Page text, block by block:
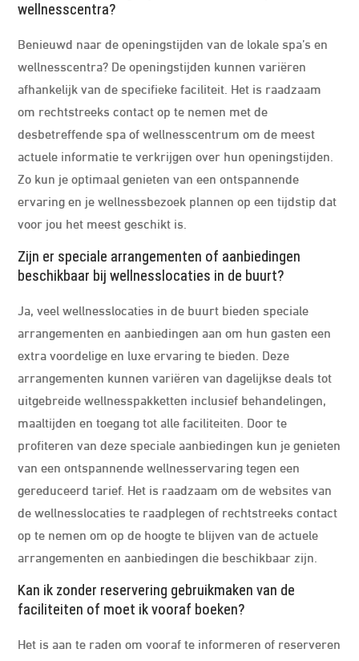
wellnesscentra?
Benieuwd naar de openingstijden van de lokale spa’s en
wellnesscentra? De openingstijden kunnen variëren
afhankelijk van de specifieke faciliteit. Het is raadzaam
om rechtstreeks contact op te nemen met de
desbetreffende spa of wellnesscentrum om de meest
actuele informatie te verkrijgen over hun openingstijden.
Zo kun je optimaal genieten van een ontspannende
ervaring en je wellnessbezoek plannen op een tijdstip dat
voor jou het meest geschikt is.
Zijn er speciale arrangementen of aanbiedingen
beschikbaar bij wellnesslocaties in de buurt?
Ja, veel wellnesslocaties in de buurt bieden speciale
arrangementen en aanbiedingen aan om hun gasten een
extra voordelige en luxe ervaring te bieden. Deze
arrangementen kunnen variëren van dagelijkse deals tot
uitgebreide wellnesspakketten inclusief behandelingen,
maaltijden en toegang tot alle faciliteiten. Door te
profiteren van deze speciale aanbiedingen kun je genieten
van een ontspannende wellnesservaring tegen een
gereduceerd tarief. Het is raadzaam om de websites van
de wellnesslocaties te raadplegen of rechtstreeks contact
op te nemen om op de hoogte te blijven van de actuele
arrangementen en aanbiedingen die beschikbaar zijn.
Kan ik zonder reservering gebruikmaken van de
faciliteiten of moet ik vooraf boeken?
Het is aan te raden om vooraf te informeren of reserveren